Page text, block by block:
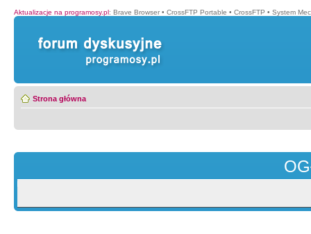
Aktualizacje na programosy.pl: Brave Browser • CrossFTP Portable • CrossFTP • System
Strona główna